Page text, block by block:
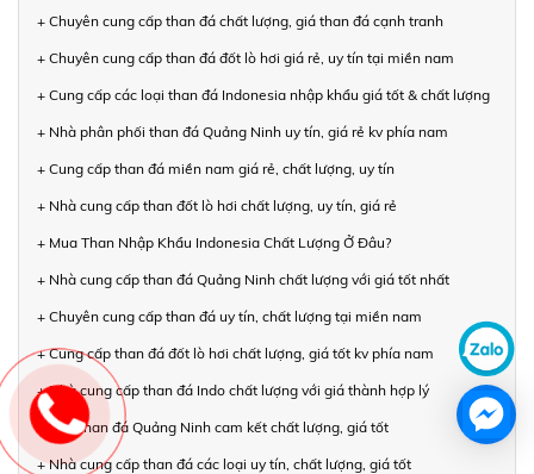
+ Chuyên cung cấp than đá chất lượng, giá than đá cạnh tranh
+ Chuyên cung cấp than đá đốt lò hơi giá rẻ, uy tín tại miền nam
+ Cung cấp các loại than đá Indonesia nhập khẩu giá tốt & chất lượng
+ Nhà phân phối than đá Quảng Ninh uy tín, giá rẻ kv phía nam
+ Cung cấp than đá miền nam giá rẻ, chất lượng, uy tín
+ Nhà cung cấp than đốt lò hơi chất lượng, uy tín, giá rẻ
+ Mua Than Nhập Khẩu Indonesia Chất Lượng Ở Đâu?
+ Nhà cung cấp than đá Quảng Ninh chất lượng với giá tốt nhất
+ Chuyên cung cấp than đá uy tín, chất lượng tại miền nam
+ Cung cấp than đá đốt lò hơi chất lượng, giá tốt kv phía nam
+ Nhà cung cấp than đá Indo chất lượng với giá thành hợp lý
+ Bán than đá Quảng Ninh cam kết chất lượng, giá tốt
+ Nhà cung cấp than đá các loại uy tín, chất lượng, giá tốt